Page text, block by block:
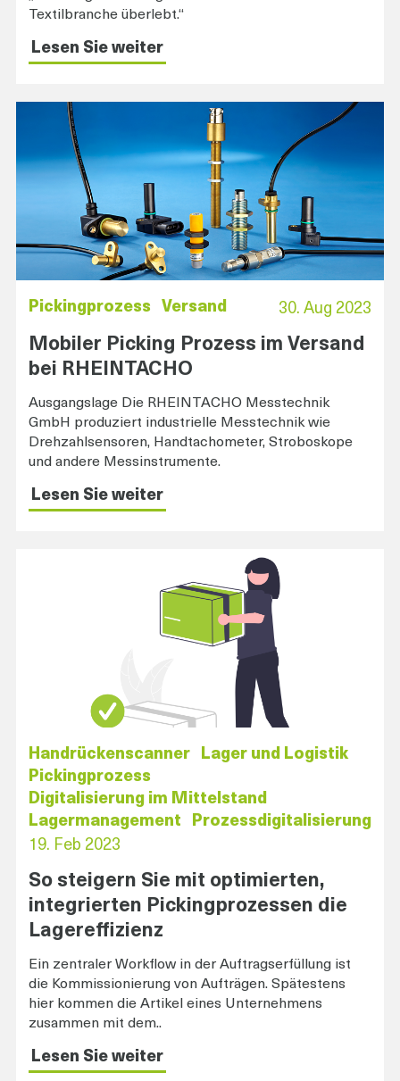
Textilbranche überlebt.“
Lesen Sie weiter
Pickingprozess Versand 30. Aug 2023
Mobiler Picking Prozess im Versand
bei RHEINTACHO
Ausgangslage Die RHEINTACHO Messtechnik
GmbH produziert industrielle Messtechnik wie
Drehzahlsensoren, Handtachometer, Stroboskope
und andere Messinstrumente.
Lesen Sie weiter
Handrückenscanner
Lager und Logistik
Pickingprozess
Digitalisierung im Mittelstand
Lagermanagement
Prozessdigitalisierung
19. Feb 2023
So steigern Sie mit optimierten,
integrierten Pickingprozessen die
Lagereffizienz
Ein zentraler Workflow in der Auftragserfüllung ist
die Kommissionierung von Aufträgen. Spätestens
hier kommen die Artikel eines Unternehmens
zusammen mit dem..
Lesen Sie weiter